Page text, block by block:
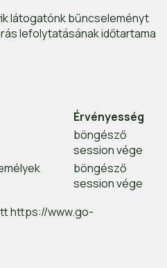
látogatónk bűncseleményt
lefolytatásának időtartama
Érvényesség
böngésző
session vége
böngésző
session vége
https://www.go-